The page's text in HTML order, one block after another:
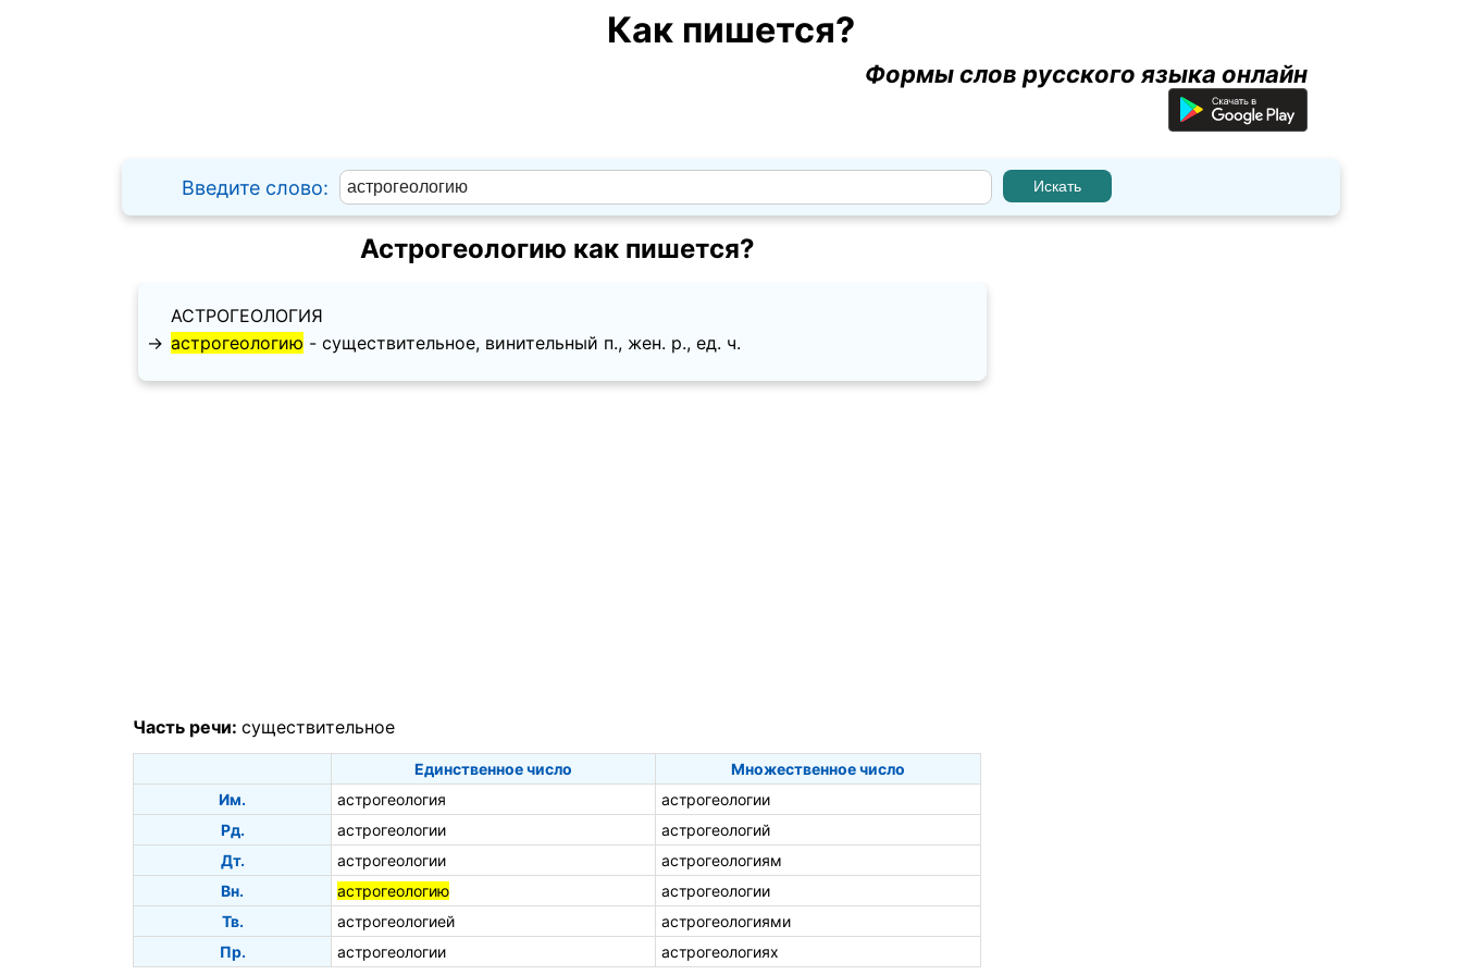
Как пишется?
Формы слов русского языка онлайн
Введите слово:
Астрогеологию как пишется?
АСТРОГЕОЛОГИЯ
→ астрогеологию - существительное, винительный п., жен. p., ед. ч.
Часть речи: существительное
Единственное число
Множественное число
Им.
астрогеология
астрогеологии
Рд.
астрогеологии
астрогеологий
Дт.
астрогеологии
астрогеологиям
Вн.
астрогеологию
астрогеологии
Тв.
астрогеологией
астрогеологиями
Пр.
астрогеологии астрогеологиях